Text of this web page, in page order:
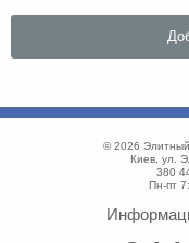
© 2026
Киев, ул.
380
Пн-пт